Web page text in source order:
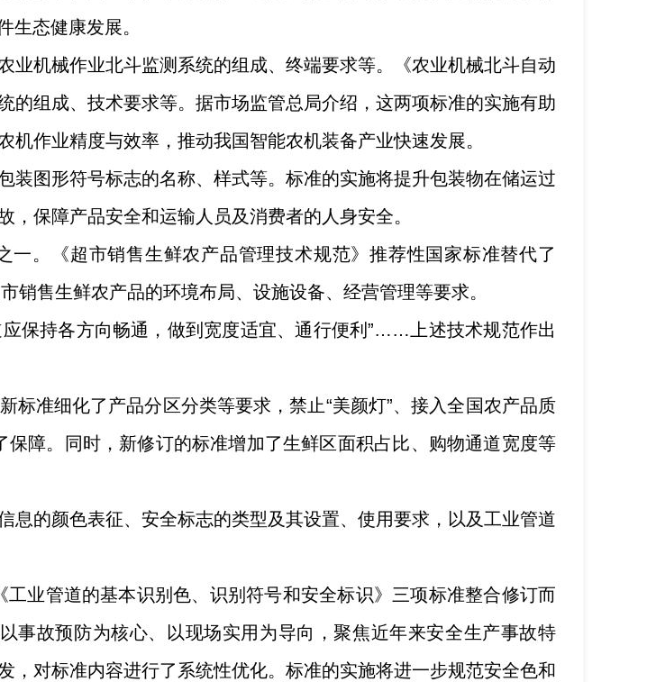
生态健康发展。
业机械作业北斗监测系统的组成、终端要求等。《农业机械北斗自动
组成、技术要求等。据市场监管总局介绍，这两项标准的实施有助
作业精度与效率，推动我国智能农机装备产业快速发展。
装图形符号标志的名称、样式等。标准的实施将提升包装物在储运过
保障产品安全和运输人员及消费者的人身安全。
。《超市销售生鲜农产品管理技术规范》推荐性国家标准替代了
售生鲜农产品的环境布局、设施设备、经营管理等要求。
保持各方向畅通，做到宽度适宜、通行便利”……上述技术规范作出
标准细化了产品分区分类等要求，禁止“美颜灯”、接入全国农产品质
保障。同时，新修订的标准增加了生鲜区面积占比、购物通道宽度等
息的颜色表征、安全标志的类型及其设置、使用要求，以及工业管道
业管道的基本识别色、识别符号和安全标识》三项标准整合修订而
事故预防为核心、以现场实用为导向，聚焦近年来安全生产事故特
，对标准内容进行了系统性优化。标准的实施将进一步规范安全色和